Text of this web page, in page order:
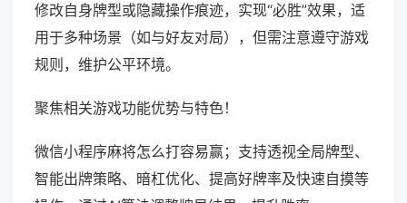
修改自身牌型或隐藏操作痕迹，实现“必胜”效果，适
用于多种场景（如与好友对局），但需注意遵守游戏
规则，维护公平环境。
聚焦相关游戏功能优势与特色！
微信小程序麻将怎么打容易赢；支持透视全局牌型、
智能出牌策略、暗杠优化、提高好牌率及快速自摸等